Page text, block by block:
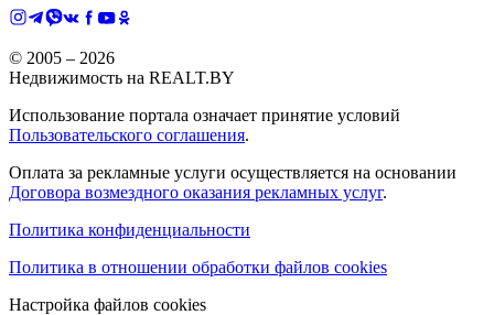
© 2005 – 2026
Недвижимость на REALT.BY
Использование портала означает принятие условий
Пользовательского соглашения.
Оплата за рекламные услуги осуществляется на основании
Договора возмездного оказания рекламных услуг.
Политика конфиденциальности
Политика в отношении обработки файлов cookies
Настройка файлов cookies